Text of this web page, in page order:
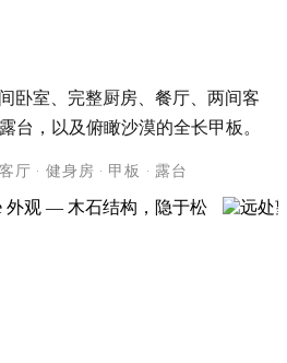
卧室、完整厨房、餐厅、两间客
台，以及俯瞰沙漠的全长甲板。
厅 · 健身房 · 甲板 · 露台